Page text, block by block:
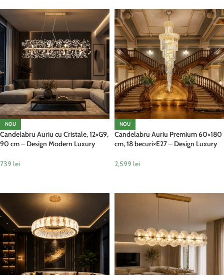
NOU
Candelabru Auriu cu Cristale, 12×G9,
90 cm – Design Modern Luxury
739 lei
NOU
Candelabru Auriu Premium 60×180
cm, 18 becuri×E27 – Design Luxury
2,599 lei